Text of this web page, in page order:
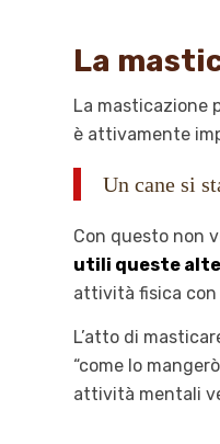
La
La masticazione
è attivamente
Un cane si
Con questo non
utili queste
attività fisica con
L’atto di
“come lo
attività mentali